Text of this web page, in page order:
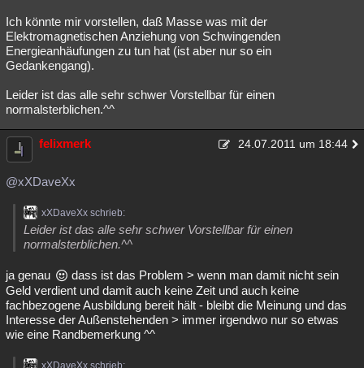
Ich könnte mir vorstellen, daß Masse was mit der
Elektromagnetischen Anziehung von Schwingenden
Energieanhäufungen zu tun hat (ist aber nur so ein
Gedankengang).
Leider ist das alle sehr schwer Vorstellbar für einen
normalsterblichen.^^
felixmerk 24.07.2011 um 18:44
@xXDaveXx
xXDaveXx schrieb:
Leider ist das alle sehr schwer Vorstellbar für einen
normalsterblichen.^^
ja genau
dass ist das Problem > wenn man damit nicht sein
Geld verdient und damit auch keine Zeit und auch keine
fachbezogene Ausbildung bereit hält - bleibt die Meinung und das
Interesse der Außenstehenden > immer irgendwo nur so etwas
wie eine Randbemerkung ^^
xXDaveXx schrieb: